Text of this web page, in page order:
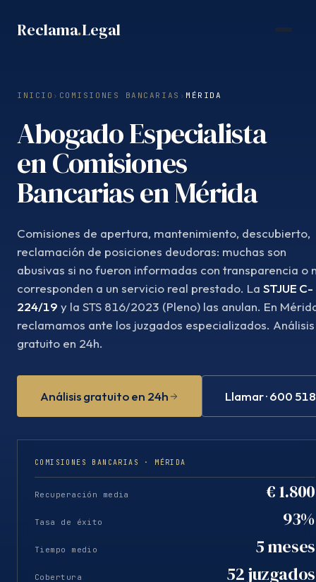
Reclama.Legal
INICIO › COMISIONES BANCARIAS › MÉRIDA
Abogado Especialista
en Comisiones
Bancarias en Mérida
Comisiones de apertura, mantenimiento, descubierto,
reclamación de posiciones deudoras: muchas son
abusivas si no fueron informadas con transparencia o
corresponden a un servicio real prestado. La STJUE C-
224/19 y la STS 816/2023 (Pleno) las anulan. En
reclamamos ante los juzgados especializados. Análisis
gratuito en 24h.
Análisis gratuito en 24h Llamar · 600
COMISIONES BANCARIAS · MÉRIDA
Recuperación media € 1.800
Tasa de éxito 93%
Tiempo medio 5 meses
Cobertura 52 juzgados